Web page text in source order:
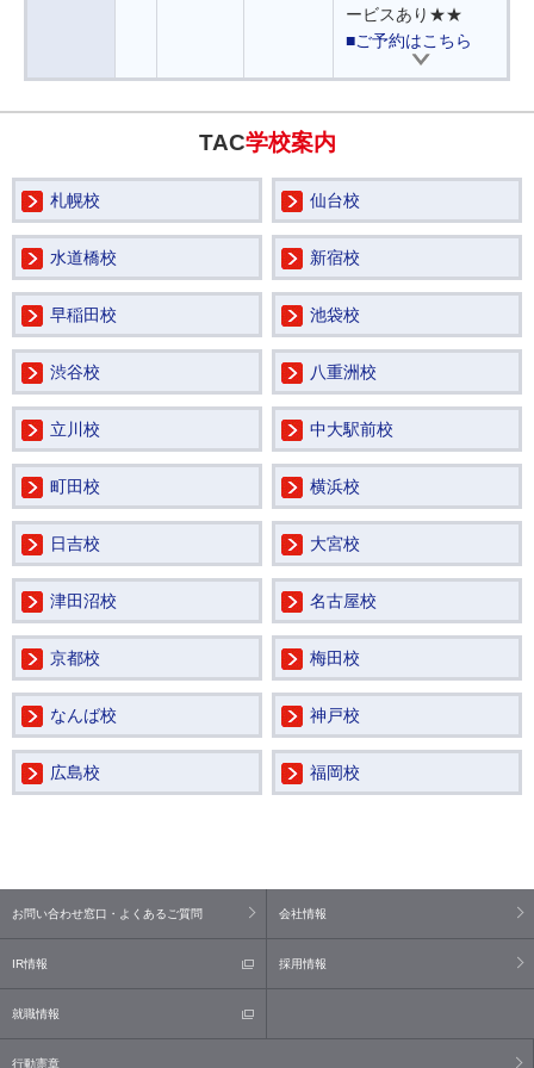
ービスあり★★
■ご予約はこちら
TAC学校案内
札幌校 仙台校
水道橋校 新宿校
早稲田校 池袋校
渋谷校 八重洲校
立川校 中大駅前校
町田校 横浜校
日吉校 大宮校
津田沼校 名古屋校
京都校 梅田校
なんば校 神戸校
広島校 福岡校
お問い合わせ窓口・よくあるご質問 会社情報
IR情報 採用情報
就職情報
行動憲章